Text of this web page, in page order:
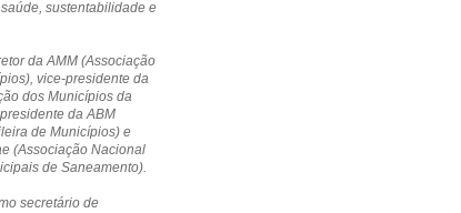
sustentabilidade e
da AMM (Associação
vice-presidente da
dos Municípios da
da ABM
de Municípios) e
(Associação Nacional
de Saneamento).
secretário de